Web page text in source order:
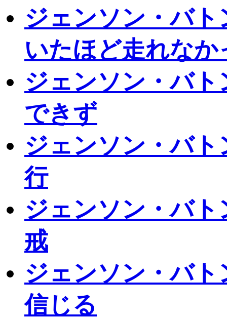
ジェンソン・バ
いたほど走れなか
ジェンソン・バ
できず
ジェンソン・バト
行
ジェンソン・バ
戒
ジェンソン・バ
信じる